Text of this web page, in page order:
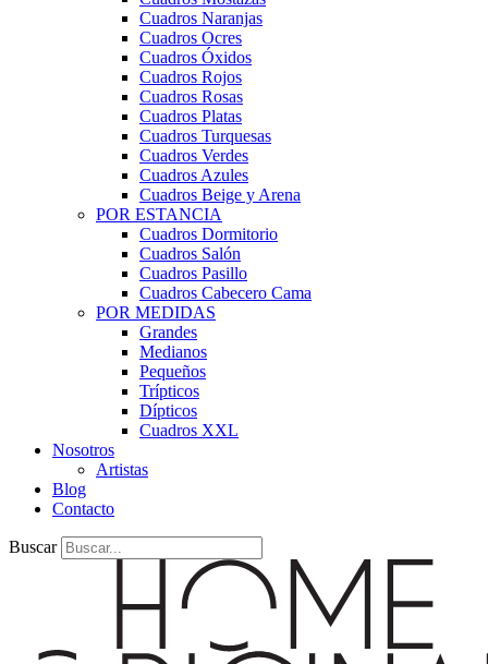
Cuadros Naranjas
Cuadros Ocres
Cuadros Óxidos
Cuadros Rojos
Cuadros Rosas
Cuadros Platas
Cuadros Turquesas
Cuadros Verdes
Cuadros Azules
Cuadros Beige y Arena
POR ESTANCIA
Cuadros Dormitorio
Cuadros Salón
Cuadros Pasillo
Cuadros Cabecero Cama
POR MEDIDAS
Grandes
Medianos
Pequeños
Trípticos
Dípticos
Cuadros XXL
Nosotros
Artistas
Blog
Contacto
Buscar